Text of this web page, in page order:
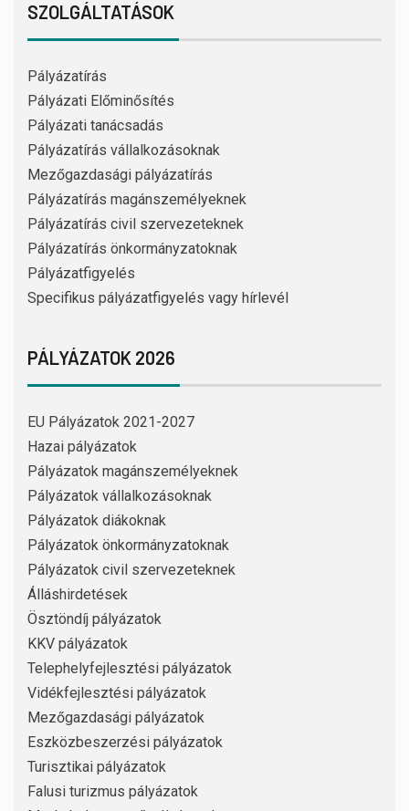
SZOLGÁLTATÁSOK
Pályázatírás
Pályázati Előminősítés
Pályázati tanácsadás
Pályázatírás vállalkozásoknak
Mezőgazdasági pályázatírás
Pályázatírás magánszemélyeknek
Pályázatírás civil szervezeteknek
Pályázatírás önkormányzatoknak
Pályázatfigyelés
Specifikus pályázatfigyelés vagy hírlevél
PÁLYÁZATOK 2026
EU Pályázatok 2021-2027
Hazai pályázatok
Pályázatok magánszemélyeknek
Pályázatok vállalkozásoknak
Pályázatok diákoknak
Pályázatok önkormányzatoknak
Pályázatok civil szervezeteknek
Álláshirdetések
Ösztöndíj pályázatok
KKV pályázatok
Telephelyfejlesztési pályázatok
Vidékfejlesztési pályázatok
Mezőgazdasági pályázatok
Eszközbeszerzési pályázatok
Turisztikai pályázatok
Falusi turizmus pályázatok